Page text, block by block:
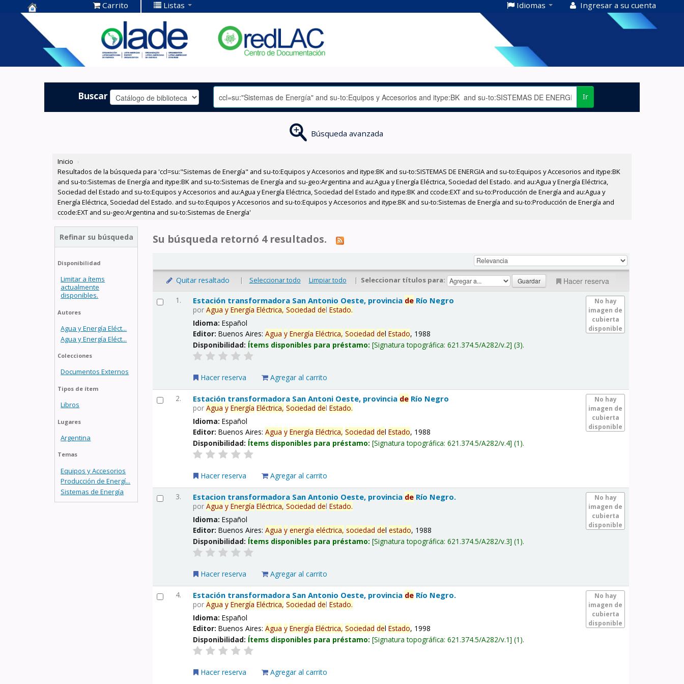
Centro de
Documentación
OLADE -
Carrito Listas Idiomas Ingresar a su cuenta
Buscar Ir
Búsqueda avanzada
Inicio ›
Resultados de la búsqueda para 'ccl=su:"Sistemas de Energía" and su-to:Equipos y Accesorios and itype:BK and su-to:SISTEMAS DE ENERGIA and su-to:Equipos y Accesorios and itype:BK
and su-to:Sistemas de Energía and itype:BK and su-to:Sistemas de Energía and su-geo:Argentina and au:Agua y Energía Eléctrica, Sociedad del Estado. and au:Agua y Energía Eléctrica,
Sociedad del Estado and su-to:Equipos y Accesorios and au:Agua y Energía Eléctrica, Sociedad del Estado and itype:BK and ccode:EXT and su-to:Producción de Energía and au:Agua y
Energía Eléctrica, Sociedad del Estado. and su-to:Equipos y Accesorios and su-to:Equipos y Accesorios and itype:BK and su-to:Sistemas de Energía and su-to:Producción de Energía and
ccode:EXT and su-geo:Argentina and su-to:Sistemas de Energía'
Refinar su búsqueda
Disponibilidad
Limitar a ítems
actualmente
disponibles.
Autores
Agua y Energía Eléct...
Agua y Energía Eléct...
Colecciones
Documentos Externos
Tipos de ítem
Libros
Lugares
Argentina
Temas
Equipos y Accesorios
Producción de Energí...
Sistemas de Energía
Su búsqueda retornó 4 resultados.
Quitar resaltado | Seleccionar todo Limpiar todo | Seleccionar títulos para: Hacer reserva
1.
No hay
imagen de
cubierta
disponible
Estación transformadora San Antonio Oeste, provincia de Río Negro
porAgua y Energía Eléctrica, Sociedad delEstado.
Idioma:Español
Editor:Buenos Aires:Agua y Energía Eléctrica, Sociedad delEstado, 1988
Disponibilidad: Ítems disponibles para préstamo: Signatura topográfica:621.374.5/A282/v.2 (3).
Hacer reserva Agregar al carrito
2.
No hay
imagen de
cubierta
disponible
Estación transformadora San Antoni Oeste, provincia de Río Negro
porAgua y Energía Eléctrica, Sociedad delEstado.
Idioma:Español
Editor:Buenos Aires:Agua y Energía Eléctrica, Sociedad delEstado, 1988
Disponibilidad: Ítems disponibles para préstamo: Signatura topográfica:621.374.5/A282/v.4 (1).
Hacer reserva Agregar al carrito
3.
No hay
imagen de
cubierta
disponible
Estacion transformadora San Antonio Oeste, provincia de Río Negro.
porAgua y Energía Eléctrica, Sociedad delEstado.
Idioma:Español
Editor:Buenos Aires:Agua y energía eléctrica, sociedad delestado, 1988
Disponibilidad: Ítems disponibles para préstamo: Signatura topográfica:621.374.5/A282/v.3 (1).
Hacer reserva Agregar al carrito
4.
No hay
imagen de
cubierta
disponible
Estación transformadora San Antonio Oeste, provincia de Río Negro.
porAgua y Energía Eléctrica, Sociedad delEstado.
Idioma:Español
Editor:Buenos Aires:Agua y Energía Eléctrica, Sociedad delEstado, 1998
Disponibilidad: Ítems disponibles para préstamo: Signatura topográfica:621.374.5/A282/v.1 (1).
Hacer reserva Agregar al carrito